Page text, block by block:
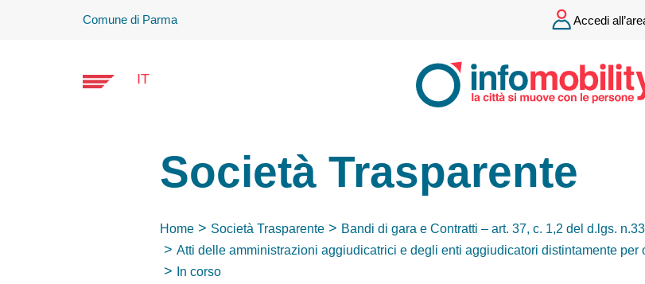
Comune di Parma Accedi
IT
Società Trasparente
Home Società Trasparente
Bandi di gara e Contratti – art. 37, c. 1,2 del d.lgs.
Atti delle amministrazioni aggiudicatrici e degli enti aggiudicatori distintamente per
In corso